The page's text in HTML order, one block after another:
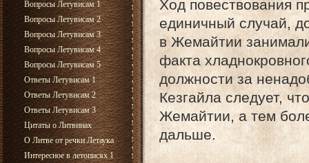
Вопросы Летувисам 1
Вопросы Летувисам 2
Вопросы Летувисам 3
Вопросы Летувисам 4
Вопросы Летувисам 5
Ответы Летувисам 1
Ответы Летувисам 2
Ответы Летувисам 3
Цитаты о Литвинах
О Литве от речки Летаука
Интересное в летописях 1
Ход повествования
единичный случай,
в Жемайтии
факта
должности за
Кезгайла следует,
Жемайтии, а тем
дальше.